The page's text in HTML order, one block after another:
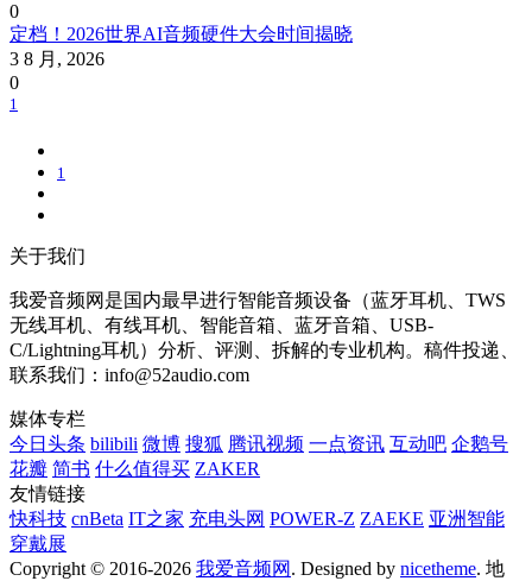
0
定档！2026世界AI音频硬件大会时间揭晓
3 8 月, 2026
0
1
1
关于我们
我爱音频网是国内最早进行智能音频设备（蓝牙耳机、TWS
无线耳机、有线耳机、智能音箱、蓝牙音箱、USB-
C/Lightning耳机）分析、评测、拆解的专业机构。稿件投递、
联系我们：info@52audio.com
媒体专栏
今日头条 bilibili 微博 搜狐 腾讯视频 一点资讯 互动吧 企鹅号
花瓣 简书 什么值得买 ZAKER
友情链接
快科技 cnBeta IT之家 充电头网 POWER-Z ZAEKE 亚洲智能
穿戴展
Copyright © 2016-2026 我爱音频网 . Designed by nicetheme. 地